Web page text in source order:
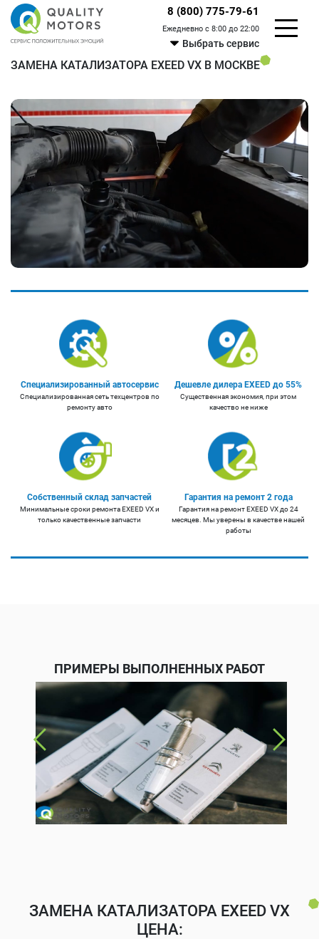
8 (800) 775-79-61
Ежедневно с 8:00 до 22:00
Выбрать сервис
ЗАМЕНА КАТАЛИЗАТОРА EXEED VX В МОСКВЕ
Специализированный автосервис
Специализированная сеть техцентров по
ремонту авто
Дешевле дилера EXEED до 55%
Существенная экономия, при этом
качество не ниже
Собственный склад запчастей
Минимальные сроки ремонта EXEED VX и
только качественные запчасти
Гарантия на ремонт 2 года
Гарантия на ремонт EXEED VX до 24
месяцев. Мы уверены в качестве нашей
работы
ПРИМЕРЫ ВЫПОЛНЕННЫХ РАБОТ
ЗАМЕНА КАТАЛИЗАТОРА EXEED VX
ЦЕНА: